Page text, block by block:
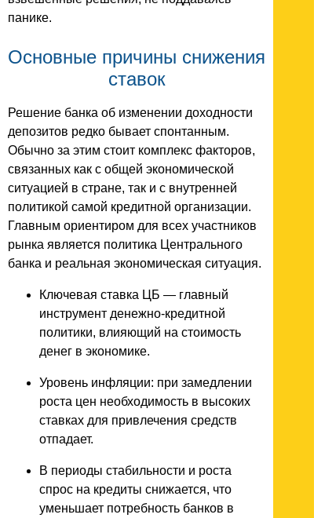
панике.
Основные причины снижения
ставок
Решение банка об изменении доходности
депозитов редко бывает спонтанным.
Обычно за этим стоит комплекс факторов,
связанных как с общей экономической
ситуацией в стране, так и с внутренней
политикой самой кредитной организации.
Главным ориентиром для всех участников
рынка является политика Центрального
банка и реальная экономическая ситуация.
Ключевая ставка ЦБ — главный
инструмент денежно-кредитной
политики, влияющий на стоимость
денег в экономике.
Уровень инфляции: при замедлении
роста цен необходимость в высоких
ставках для привлечения средств
отпадает.
В периоды стабильности и роста
спрос на кредиты снижается, что
уменьшает потребность банков в